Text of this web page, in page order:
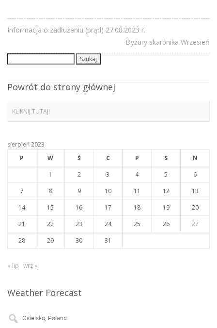
Informacja o zadłużeniu (prąd) 27.08.2023 r.
Dyżury skarbnika Wrzesień
Powrót do strony głównej
KLIKNIJ TUTAJ!
sierpień 2023
P
W Ś C P S
N
1
2 3 4 5
6
7
8 9 10 11 12
13
14
15 16 17 18 19
20
21
22 23 24 25 26
27
28
29 30 31
« lip wrz »
Weather Forecast